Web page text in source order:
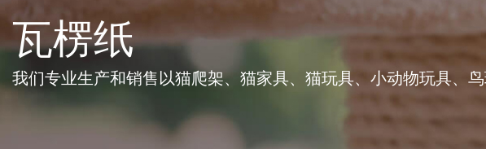
我们专业生产和销售以猫爬架、猫家具、猫玩具、小动物玩具、